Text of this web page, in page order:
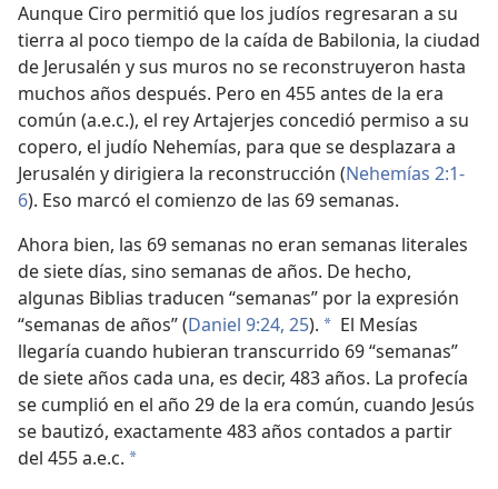
Aunque Ciro permitió que los judíos regresaran a su
tierra al poco tiempo de la caída de Babilonia, la ciudad
de Jerusalén y sus muros no se reconstruyeron hasta
muchos años después. Pero en 455 antes de la era
común (a.e.c.), el rey Artajerjes concedió permiso a su
copero, el judío Nehemías, para que se desplazara a
Jerusalén y dirigiera la reconstrucción (Nehemías 2:1-
6). Eso marcó el comienzo de las 69 semanas.
Ahora bien, las 69 semanas no eran semanas literales
de siete días, sino semanas de años. De hecho,
algunas Biblias traducen “semanas” por la expresión
“semanas de años” (Daniel 9:24, 25). * El Mesías
llegaría cuando hubieran transcurrido 69 “semanas”
de siete años cada una, es decir, 483 años. La profecía
se cumplió en el año 29 de la era común, cuando Jesús
se bautizó, exactamente 483 años contados a partir
del 455 a.e.c. *